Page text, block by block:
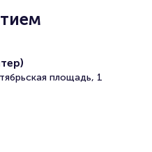
для взрослых»
разного формата.
здесь начиная с выбора
купить их, пока они
площадь, 1